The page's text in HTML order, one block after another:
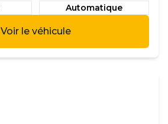
Automatique
Voir le véhicule